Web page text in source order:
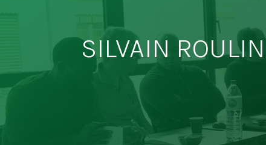
SILVAIN ROULIN